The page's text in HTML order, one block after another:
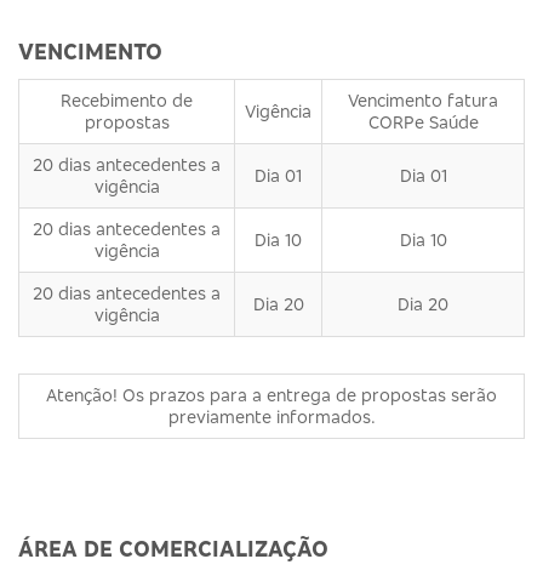
VENCIMENTO
Recebimento de
propostas
Vigência
Vencimento fatura
CORPe Saúde
20 dias antecedentes a
vigência
Dia 01 Dia 01
20 dias antecedentes a
vigência
Dia 10 Dia 10
20 dias antecedentes a
vigência
Dia 20 Dia 20
Atenção! Os prazos para a entrega de propostas serão
previamente informados.
ÁREA DE COMERCIALIZAÇÃO